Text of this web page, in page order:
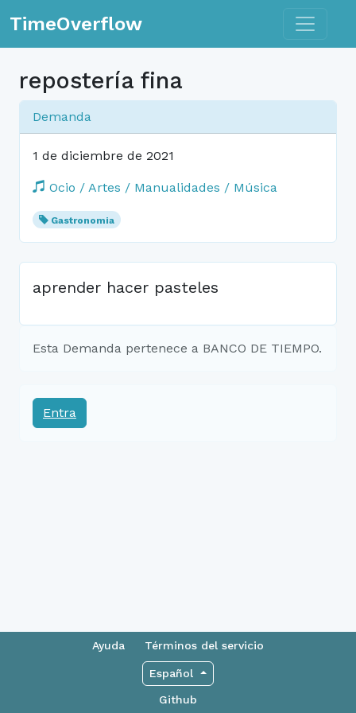
TimeOverflow Toggle
repostería fina
Demanda
1 de diciembre de 2021
Ocio / Artes / Manualidades / Música
Gastronomia
aprender hacer pasteles
Esta Demanda pertenece a BANCO DE TIEMPO.
Entra
Ayuda Términos del servicio
Español
Github